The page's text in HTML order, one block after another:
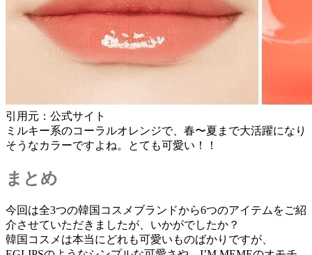
引用元：公式サイト
ミルキー系のコーラルオレンジで、春〜夏まで大活躍になり
そうなカラーですよね。とても可愛い！！
まとめ
今回は全3つの韓国コスメブランドから6つのアイテムをご紹
介させていただきましたが、いかがでしたか？
韓国コスメは本当にどれも可愛いものばかりですが、